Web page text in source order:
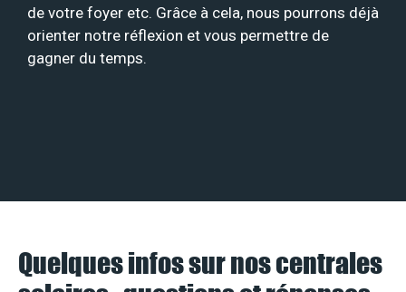
de votre foyer etc. Grâce à cela, nous pourrons déjà
orienter notre réflexion et vous permettre de
gagner du temps.
Quelques infos sur nos centrales